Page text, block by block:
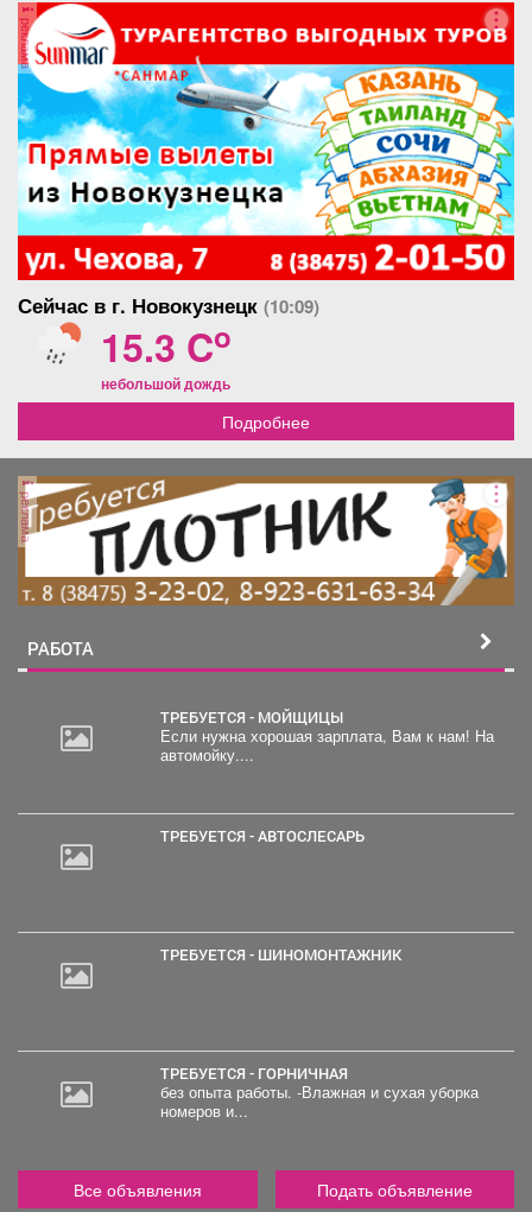
реклама
Сейчас в г. Новокузнецк (10:09)
15.3 Co
небольшой дождь
Подробнее
реклама
РАБОТА
ТРЕБУЕТСЯ - МОЙЩИЦЫ
Если нужна хорошая зарплата, Вам к нам! На
автомойку....
ТРЕБУЕТСЯ - АВТОСЛЕСАРЬ
ТРЕБУЕТСЯ - ШИНОМОНТАЖНИК
ТРЕБУЕТСЯ - ГОРНИЧНАЯ
без опыта работы. -Влажная и сухая уборка
номеров и...
Все объявления Подать объявление